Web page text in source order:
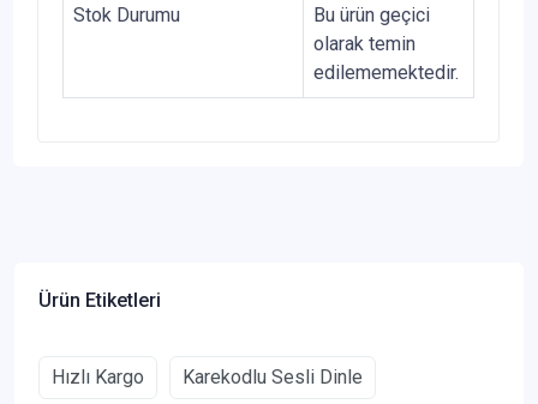
Stok Durumu
Bu ürün geçici
olarak temin
edilememektedir.
Ürün Etiketleri
Hızlı Kargo Karekodlu Sesli Dinle